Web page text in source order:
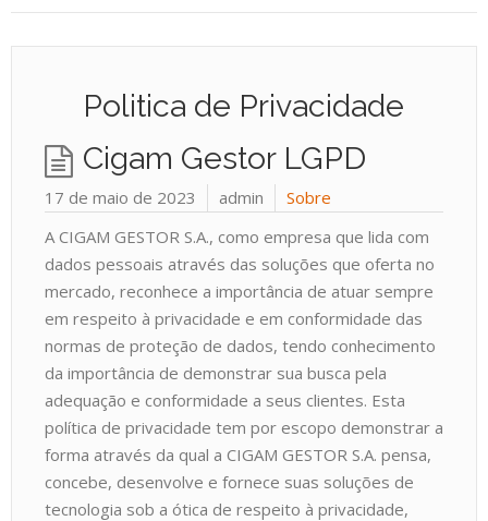
Politica de Privacidade
Cigam Gestor LGPD
17 de maio de 2023 admin
Sobre
A CIGAM GESTOR S.A., como empresa que lida com
dados pessoais através das soluções que oferta no
mercado, reconhece a importância de atuar sempre
em respeito à privacidade e em conformidade das
normas de proteção de dados, tendo conhecimento
da importância de demonstrar sua busca pela
adequação e conformidade a seus clientes. Esta
política de privacidade tem por escopo demonstrar a
forma através da qual a CIGAM GESTOR S.A. pensa,
concebe, desenvolve e fornece suas soluções de
tecnologia sob a ótica de respeito à privacidade,